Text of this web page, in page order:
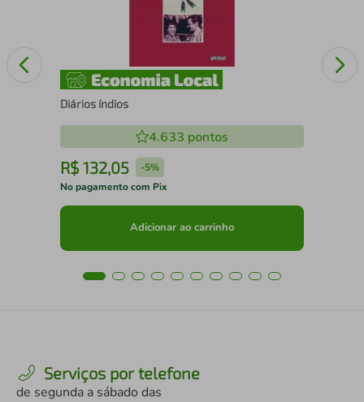
Diários índios
4.633 pontos
R$ 132,05 -5%
No pagamento com Pix
Adicionar ao carrinho
Serviços por telefone
de segunda a sábado das